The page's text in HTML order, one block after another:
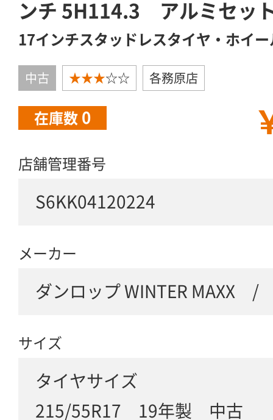
ンチ 5H114.3 アルミセッ
17インチスタッドレスタイヤ・ホイ
中古 ★★★☆☆ 各務原店
在庫数 0
店舗管理番号
S6KK04120224
メーカー
ダンロップ WINTER MAXX
サイズ
タイヤサイズ
215/55R17 19年製 中古